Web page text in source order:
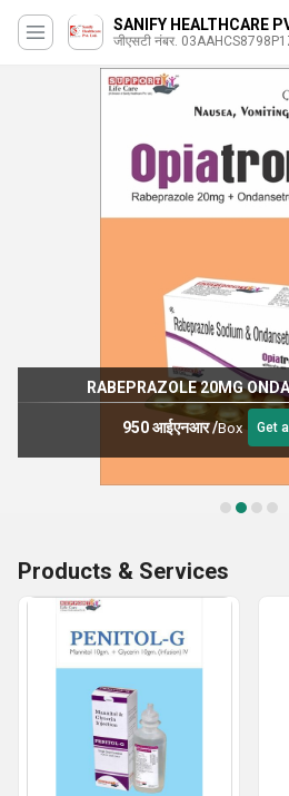
SANIFY HEALTHCARE
जीएसटी नंबर.
RABEPRAZOLE 20MG
950 आईएनआर/Box Get
Products & Services